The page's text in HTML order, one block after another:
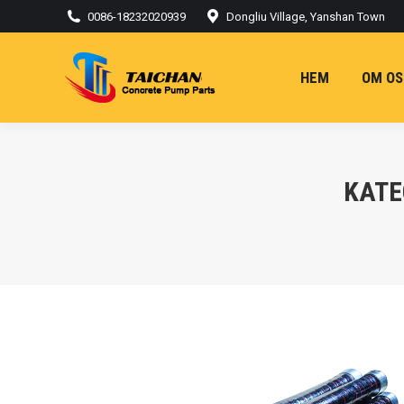
0086-18232020939 Dongliu Village, Yanshan Town
HEM OM